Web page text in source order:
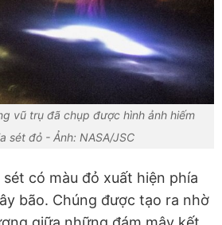
vũ trụ đã chụp được hình ảnh hiếm
sét đỏ - Ảnh: NASA/JSC
có màu đỏ xuất hiện phía
bão. Chúng được tạo ra nhờ